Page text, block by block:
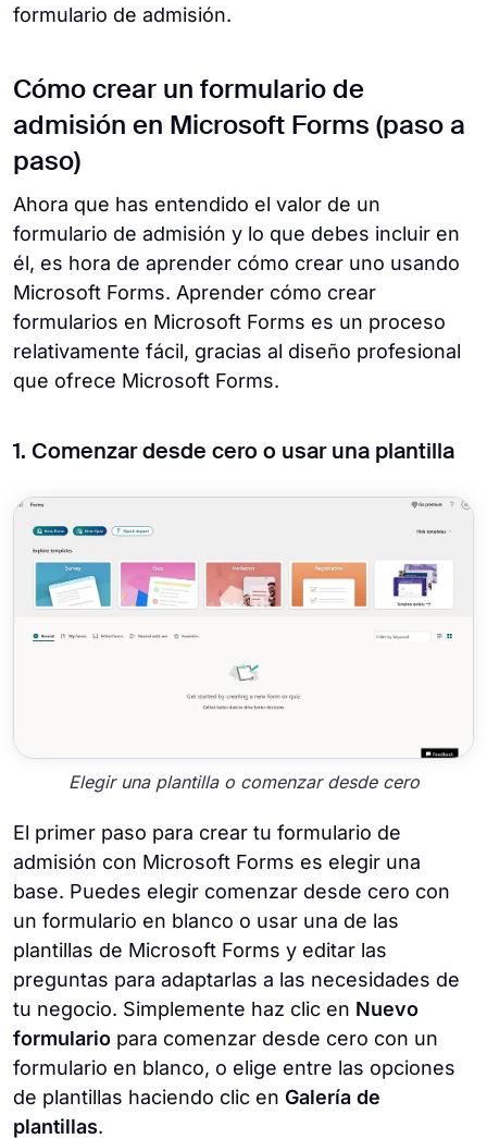
formulario de admisión.
Cómo crear un formulario de
admisión en Microsoft Forms (paso a
paso)
Ahora que has entendido el valor de un
formulario de admisión y lo que debes incluir en
él, es hora de aprender cómo crear uno usando
Microsoft Forms. Aprender cómo crear
formularios en Microsoft Forms es un proceso
relativamente fácil, gracias al diseño profesional
que ofrece Microsoft Forms.
1. Comenzar desde cero o usar una plantilla
Elegir una plantilla o comenzar desde cero
El primer paso para crear tu formulario de
admisión con Microsoft Forms es elegir una
base. Puedes elegir comenzar desde cero con
un formulario en blanco o usar una de las
plantillas de Microsoft Forms y editar las
preguntas para adaptarlas a las necesidades de
tu negocio. Simplemente haz clic en Nuevo
formulario para comenzar desde cero con un
formulario en blanco, o elige entre las opciones
de plantillas haciendo clic en Galería de
plantillas.